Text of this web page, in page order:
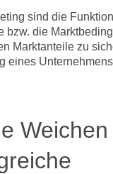
sind die
bzw. die
Marktanteile zu
eines